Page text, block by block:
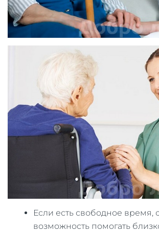
Если есть свободное время,
возможность помогать